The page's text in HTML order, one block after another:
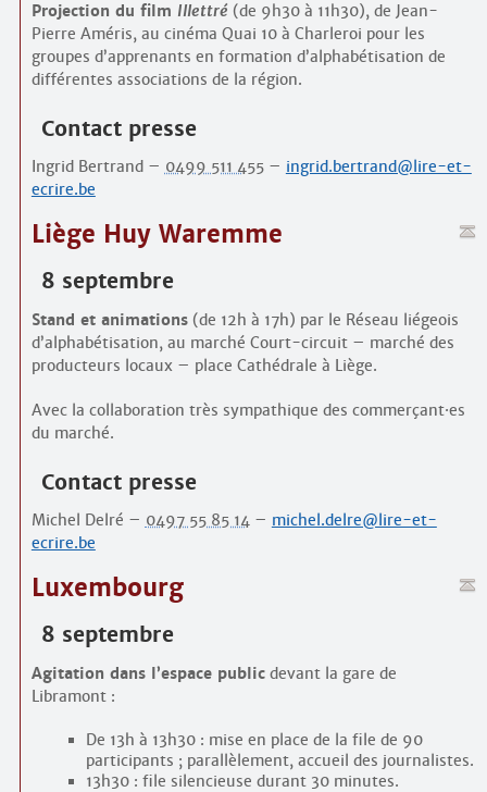
Projection du film Illettré (de 9h30 à 11h30), de Jean-
Pierre Améris, au cinéma Quai 10 à Charleroi pour les
groupes d’apprenants en formation d’alphabétisation de
différentes associations de la région.
Contact presse
Ingrid Bertrand – 0499 511 455– ingrid.bertrand@lire-et-
ecrire.be
Liège Huy Waremme
8 septembre
Stand et animations(de 12h à 17h) par le Réseau liégeois
d’alphabétisation, au marché Court-circuit – marché des
producteurs locaux – place Cathédrale à Liège.
Avec la collaboration très sympathique des commerçant·es
du marché.
Contact presse
Michel Delré – 0497 55 85 14– michel.delre@lire-et-
ecrire.be
Luxembourg
8 septembre
Agitation dans l’espace publicdevant la gare de
Libramont :
De 13h à 13h30 : mise en place de la file de 90
participants ; parallèlement, accueil des journalistes.
13h30 : file silencieuse durant 30 minutes.